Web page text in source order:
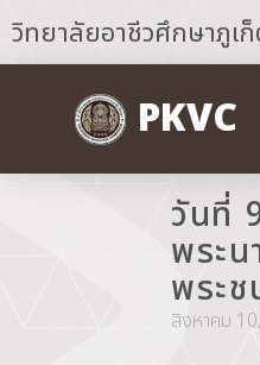
วิทยาลัยอาชีวศึกษาภูเ
PKVC
วันที่
พระ
พระ
สิงหาคม